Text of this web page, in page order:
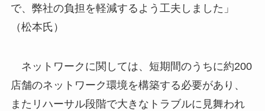
で、弊社の負担を軽減するよう工夫しました」
（松本氏）
ネットワークに関しては、短期間のうちに約200
店舗のネットワーク環境を構築する必要があり、
またリハーサル段階で大きなトラブルに見舞われ